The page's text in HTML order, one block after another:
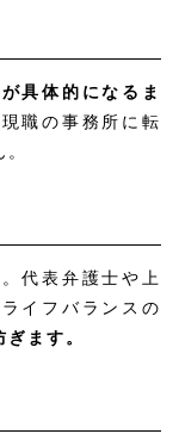
具体的になるま
現職の事務所に転
代表弁護士や上
イフバランスの
ます。